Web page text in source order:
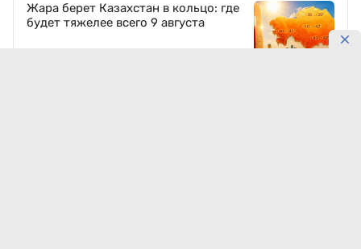
Жара берет Казахстан в кольцо: где
будет тяжелее всего 9 августа